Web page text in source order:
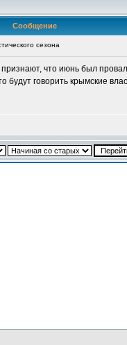
Сообщение
сезона
что июнь был
говорить крымские